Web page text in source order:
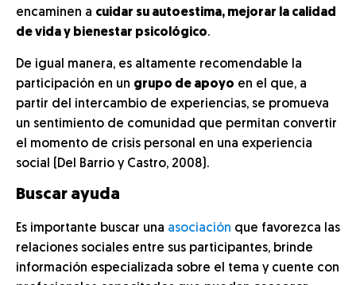
encaminen a cuidar su autoestima, mejorar la calidad
de vida y bienestar psicológico.
De igual manera, es altamente recomendable la
participación en un grupo de apoyo en el que, a
partir del intercambio de experiencias, se promueva
un sentimiento de comunidad que permitan convertir
el momento de crisis personal en una experiencia
social (Del Barrio y Castro, 2008).
Buscar ayuda
Es importante buscar una asociación que favorezca las
relaciones sociales entre sus participantes, brinde
información especializada sobre el tema y cuente con